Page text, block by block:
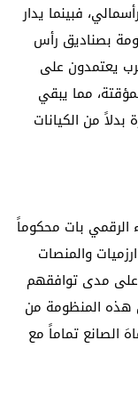
فبينما يدار
بصناديق رأس
يعتمدون على
مما يبقي
بدلاً من الكيانات
2026 أن الفضاء الرقمي بات محكوماً
والمنصات
على مدى توافقهم
هذه المنظومة من
الصانع تماماً مع